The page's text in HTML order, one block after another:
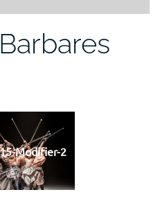
Modifier-2